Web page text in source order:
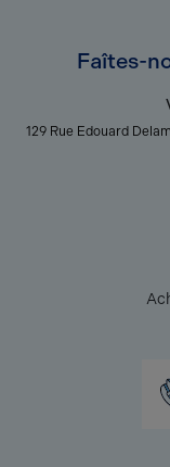
Faîtes-
129 Rue Edouard